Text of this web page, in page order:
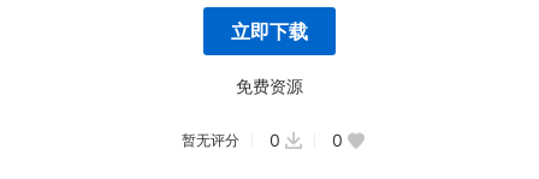
立即下载
免费资源
暂无评分 0 0